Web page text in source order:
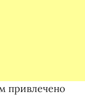
привлечено